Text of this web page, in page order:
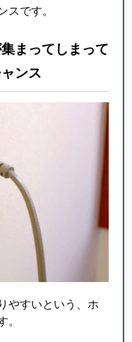
スです。
まってしまって
ンス
やすいという、ホ
。